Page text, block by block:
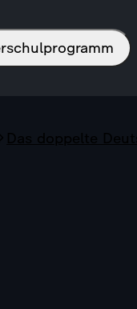
Das doppelte